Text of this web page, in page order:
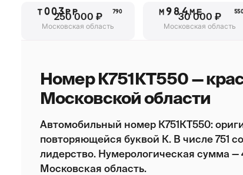
Т003РР 790
250 000 ₽
Московская область
М984МЕ
30 000 ₽
Московская область
Номер К751КТ550 —
Московской области
Автомобильный номер К751КТ550:
повторяющейся буквой К. В числе 751
лидерство. Нумерологическая сумма —
Московская область.